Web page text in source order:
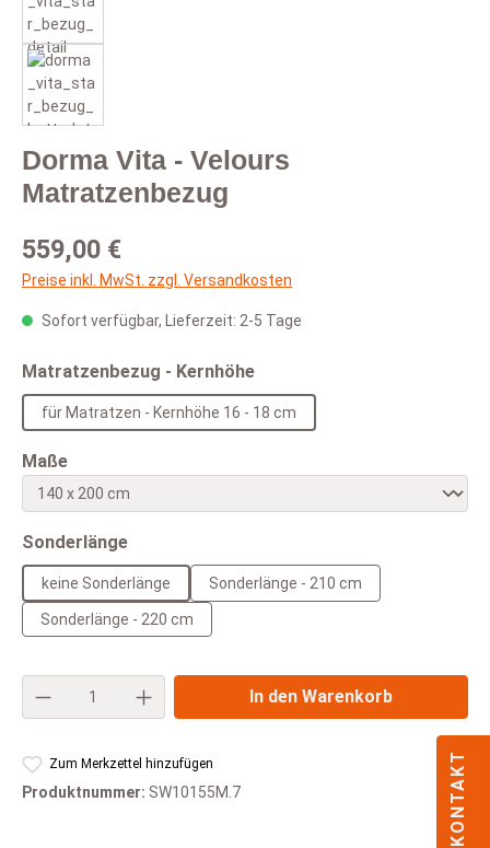
Dorma Vita - Velours
Matratzenbezug
Regulärer Preis:
559,00 €
Preise inkl. MwSt. zzgl. Versandkosten
Sofort verfügbar, Lieferzeit: 2-5 Tage
Matratzenbezug - Kernhöheauswählen
für Matratzen - Kernhöhe 16 - 18 cm
Maßeauswählen
Sonderlängeauswählen
keine Sonderlänge Sonderlänge - 210 cm
Sonderlänge - 220 cm
Produkt Anzahl: Gib den gewünschten
In den Warenkorb
Zum Merkzettel hinzufügen
Produktnummer: SW10155M.7 KONTAKT